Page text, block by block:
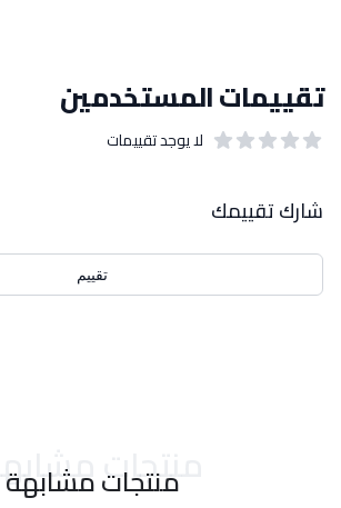
تقييمات المستخدمين
لا يوجد تقييمات
شارك تقييمك
تقييم
منتجات مشابهة
منتجات مشابهة